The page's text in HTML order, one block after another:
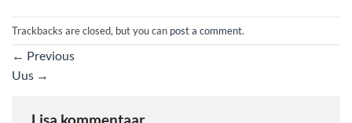
Trackbacks are closed, but you can post a comment.
← Previous
Uus →